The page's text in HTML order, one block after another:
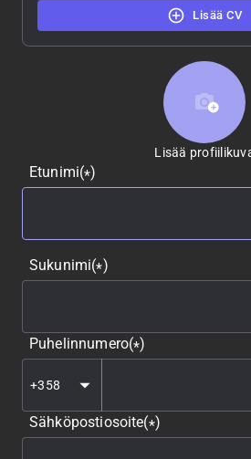
Lisää CV
Lisää profiilikuva
Lisää
Etunimi(*)
Sukunimi(*)
Puhelinnumero(*)
Sähköpostiosoite(*)